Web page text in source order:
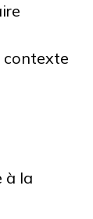
contexte
à la